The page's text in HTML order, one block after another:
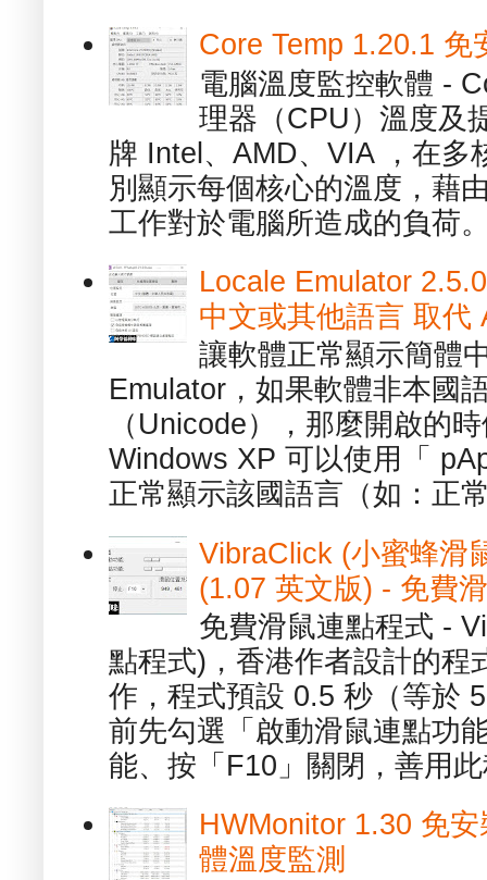
Core Temp 1.20.1 免
電腦溫度監控軟體 -
理器（CPU）溫度及
牌 Intel、AMD、VIA ，在多
別顯示每個核心的溫度，藉
工作對於電腦所造成的負荷
Locale Emulator
中文或其他語言 取代
讓軟體正常顯示簡體
Emulator，如果軟體非本國
（Unicode），那麼開啟的
Windows XP 可以使用「
正常顯示該國語言（如：正
VibraClick (小蜜蜂滑
(1.07 英文版) - 免費
免費滑鼠連點程式 -
點程式)，香港作者設計的程
作，程式預設 0.5 秒（等於
前先勾選「啟動滑鼠連點功
能、按「F10」關閉，善用
HWMonitor 1.30 免
體溫度監測